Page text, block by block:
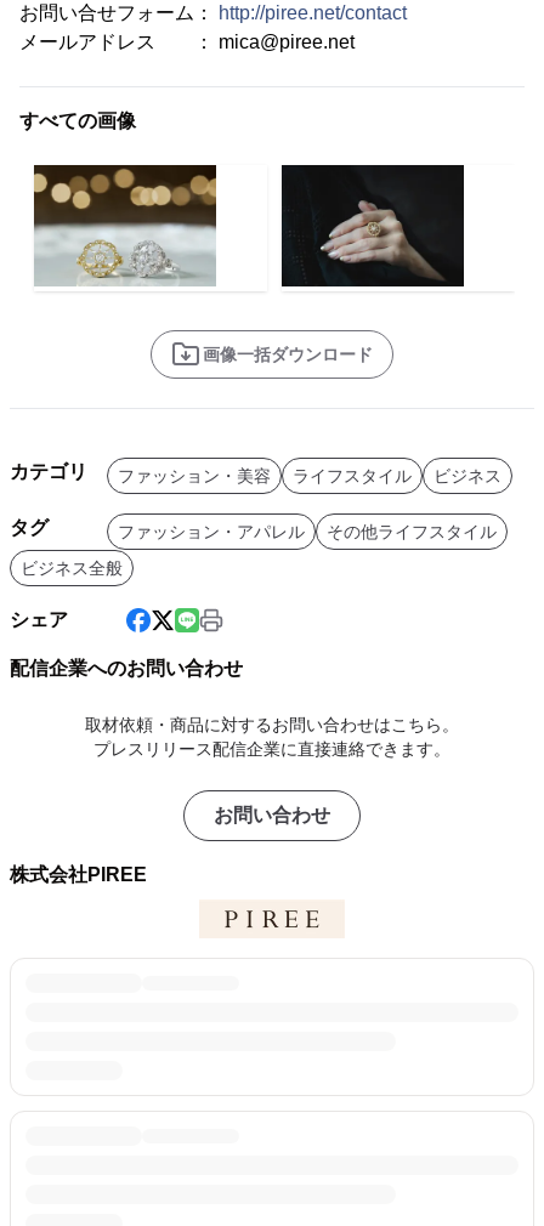
お問い合せフォーム：
http://piree.net/contact
メールアドレス ： mica@piree.net
すべての画像
画像一括ダウンロード
カテゴリ ファッション・美容 ライフスタイル ビジネス
タグ ファッション・アパレル
その他ライフスタイル
ビジネス全般
シェア
配信企業へのお問い合わせ
取材依頼・商品に対するお問い合わせはこちら。
プレスリリース配信企業に直接連絡できます。
お問い合わせ
株式会社PIREE